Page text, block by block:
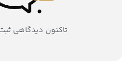
تاکنون دیدگاهی